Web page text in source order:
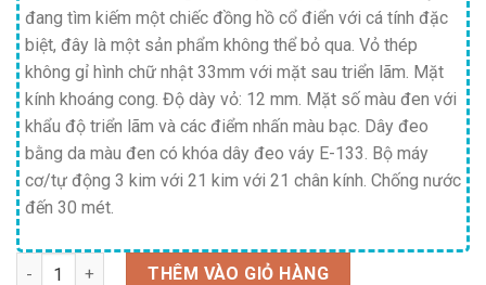
đang tìm kiếm một chiếc đồng hồ cổ điển với cá tính đặc
biệt, đây là một sản phẩm không thể bỏ qua. Vỏ thép
không gỉ hình chữ nhật 33mm với mặt sau triển lãm. Mặt
kính khoáng cong. Độ dày vỏ: 12 mm. Mặt số màu đen với
khẩu độ triển lãm và các điểm nhấn màu bạc. Dây đeo
bằng da màu đen có khóa dây đeo váy E-133. Bộ máy
cơ/tự động 3 kim với 21 kim với 21 chân kính. Chống nước
đến 30 mét.
Số lượng THÊM VÀO GIỎ HÀNG